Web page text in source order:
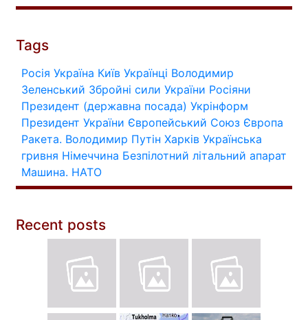
Tags
Росія Україна Київ Українці Володимир
Зеленський Збройні сили України Росіяни
Президент (державна посада) Укрінформ
Президент України Європейський Союз Європа
Ракета. Володимир Путін Харків Українська
гривня Німеччина Безпілотний літальний апарат
Машина. НАТО
Recent posts